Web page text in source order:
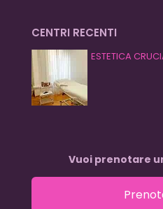
CENTRI RECENTI
ESTETICA
Vuoi prenotare